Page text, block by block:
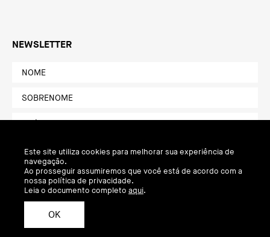
NEWSLETTER
Política de Privacidade
Este site utiliza cookies para melhorar sua experiência de
navegação.
Ao prosseguir assumiremos que você está de acordo com a
nossa política de privacidade.
Leia o documento completo aqui.
OK